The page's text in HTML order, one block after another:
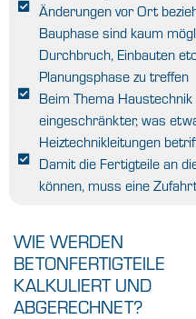
Änderungen vor Ort
Bauphase sind kaum
Durchbruch, Einbauten
Planungsphase zu treffen
Beim Thema
eingeschränkter, was
Heiztechnikleitungen
Damit die Fertigteile an
können, muss eine
WIE WERDEN
BETONFERTIGTEILE
KALKULIERT UND
ABGERECHNET?